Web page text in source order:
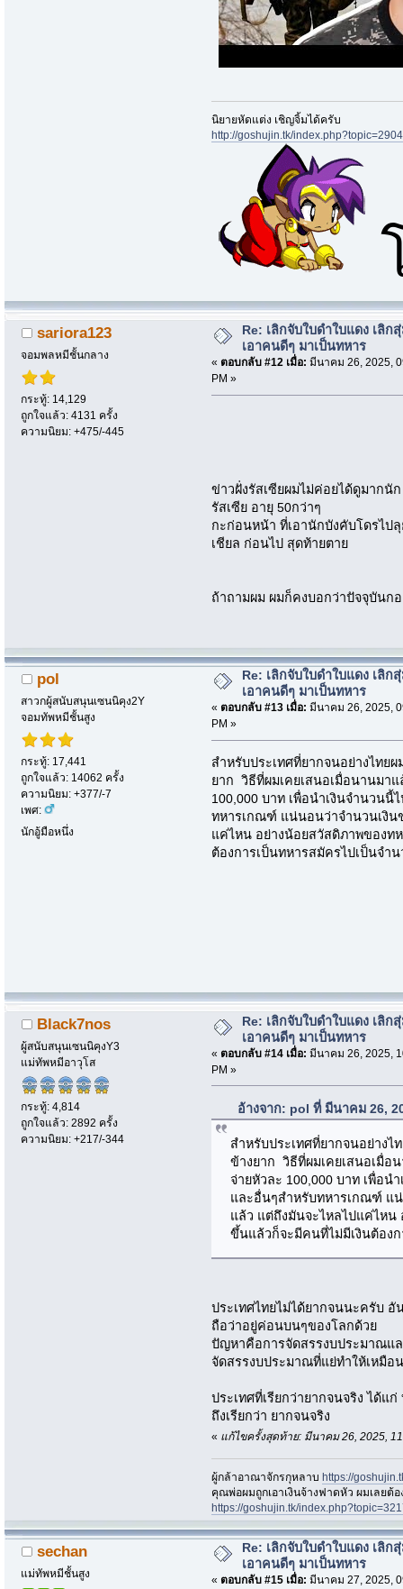
นิยายหัดแต่ง เชิญจิ้มได้ครับ
http://goshujin.tk/
sariora123
จอมพลหมีชั้นกลาง
กระทู้: 14,129
ถูกใจแล้ว: 4131 ครั้ง
ความนิยม: +475/-445
Re: เลิกจับใบดำใบแดง เลิก
เอาคนดีๆ มาเป็นทหาร
« ตอบกลับ #12 เมื่อ: มีนาคม 26, 2025,
PM »
ข่าวฝั่งรัสเซียผมไม่ค่อยได้ดูมากนั
รัสเซีย อายุ 50กว่าๆ
กะก่อนหน้า ที่เอานักบังคับโดรไป
เชียล ก่อนไป สุดท้ายตาย
ถ้าถามผม ผมก็คงบอกว่าปัจจุบันก
pol
สาวกผู้สนับสนุนเซนนิคุง2Y
จอมทัพหมีชั้นสูง
กระทู้: 17,441
ถูกใจแล้ว: 14062 ครั้ง
ความนิยม: +377/-7
เพศ:
นักอู้มือหนึ่ง
Re: เลิกจับใบดำใบแดง เลิก
เอาคนดีๆ มาเป็นทหาร
« ตอบกลับ #13 เมื่อ: มีนาคม 26, 2025,
PM »
สำหรับประเทศที่ยากจนอย่างไทย
ยาก วิธีที่ผมเคยเสนอเมื่อนานมา
100,000 บาท เพื่อนำเงินจำนวนนี้
ทหารเกณฑ์ แน่นอนว่าจำนวนเงิน
แค่ไหน อย่างน้อยสวัสดิภาพของ
ต้องการเป็นทหารสมัครไปเป็นจำ
Black7nos
ผู้สนับสนุนเซนนิคุงY3
แม่ทัพหมีอาวุโส
กระทู้: 4,814
ถูกใจแล้ว: 2892 ครั้ง
ความนิยม: +217/-344
Re: เลิกจับใบดำใบแดง เลิก
เอาคนดีๆ มาเป็นทหาร
« ตอบกลับ #14 เมื่อ: มีนาคม 26, 2025,
PM »
อ้างจาก: pol ที่ มีนาคม 26,
สำหรับประเทศที่ยากจนอย่าง
ข้างยาก วิธีที่ผมเคยเสนอเมื่อ
จ่ายหัวละ 100,000 บาท เพื่อน
และอื่นๆสำหรับทหารเกณฑ์ แ
แล้ว แต่ถึงมันจะไหลไปแค่ไห
ขึ้นแล้วก็จะมีคนที่ไม่มีเงินต้อง
ประเทศไทยไม่ได้ยากจนนะครับ อั
ถือว่าอยู่ค่อนบนๆของโลกด้วย
ปัญหาคือการจัดสรรงบประมาณแ
จัดสรรงบประมาณที่แย่ทำให้เหมือ
ประเทศที่เรียกว่ายากจนจริง ได้แ
ถึงเรียกว่า ยากจนจริง
« แก้ไขครั้งสุดท้าย: มีนาคม 26, 2025,
ผู้กล้าอาณาจักรกุหลาบ https://
คุณพ่อผมถูกเอาเงินจ้างฟาดหัว ผมเลยต้
https://goshujin.tk/
sechan
แม่ทัพหมีชั้นสูง
Re: เลิกจับใบดำใบแดง เลิก
เอาคนดีๆ มาเป็นทหาร
« ตอบกลับ #15 เมื่อ: มีนาคม 27, 2025,